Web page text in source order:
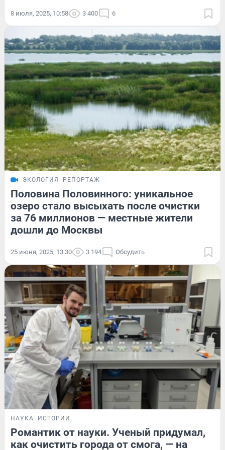
8 июля, 2025, 10:58 3 400 6
ЭКОЛОГИЯ РЕПОРТАЖ
Половина Половинного: уникальное
озеро стало высыхать после очистки
за 76 миллионов — местные жители
дошли до Москвы
25 июня, 2025, 13:30 3 194 Обсудить
НАУКА ИСТОРИИ
Романтик от науки. Ученый придумал,
как очистить города от смога, — на